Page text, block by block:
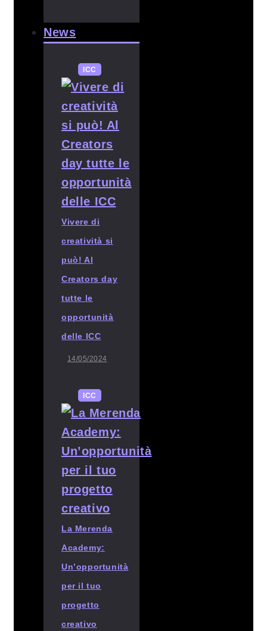
News
ICC
Vivere di
creatività si
può! Al
Creators day
tutte le
opportunità
delle ICC
14/05/2024
ICC
La Merenda
Academy:
Un’opportunità
per il tuo
progetto
creativo